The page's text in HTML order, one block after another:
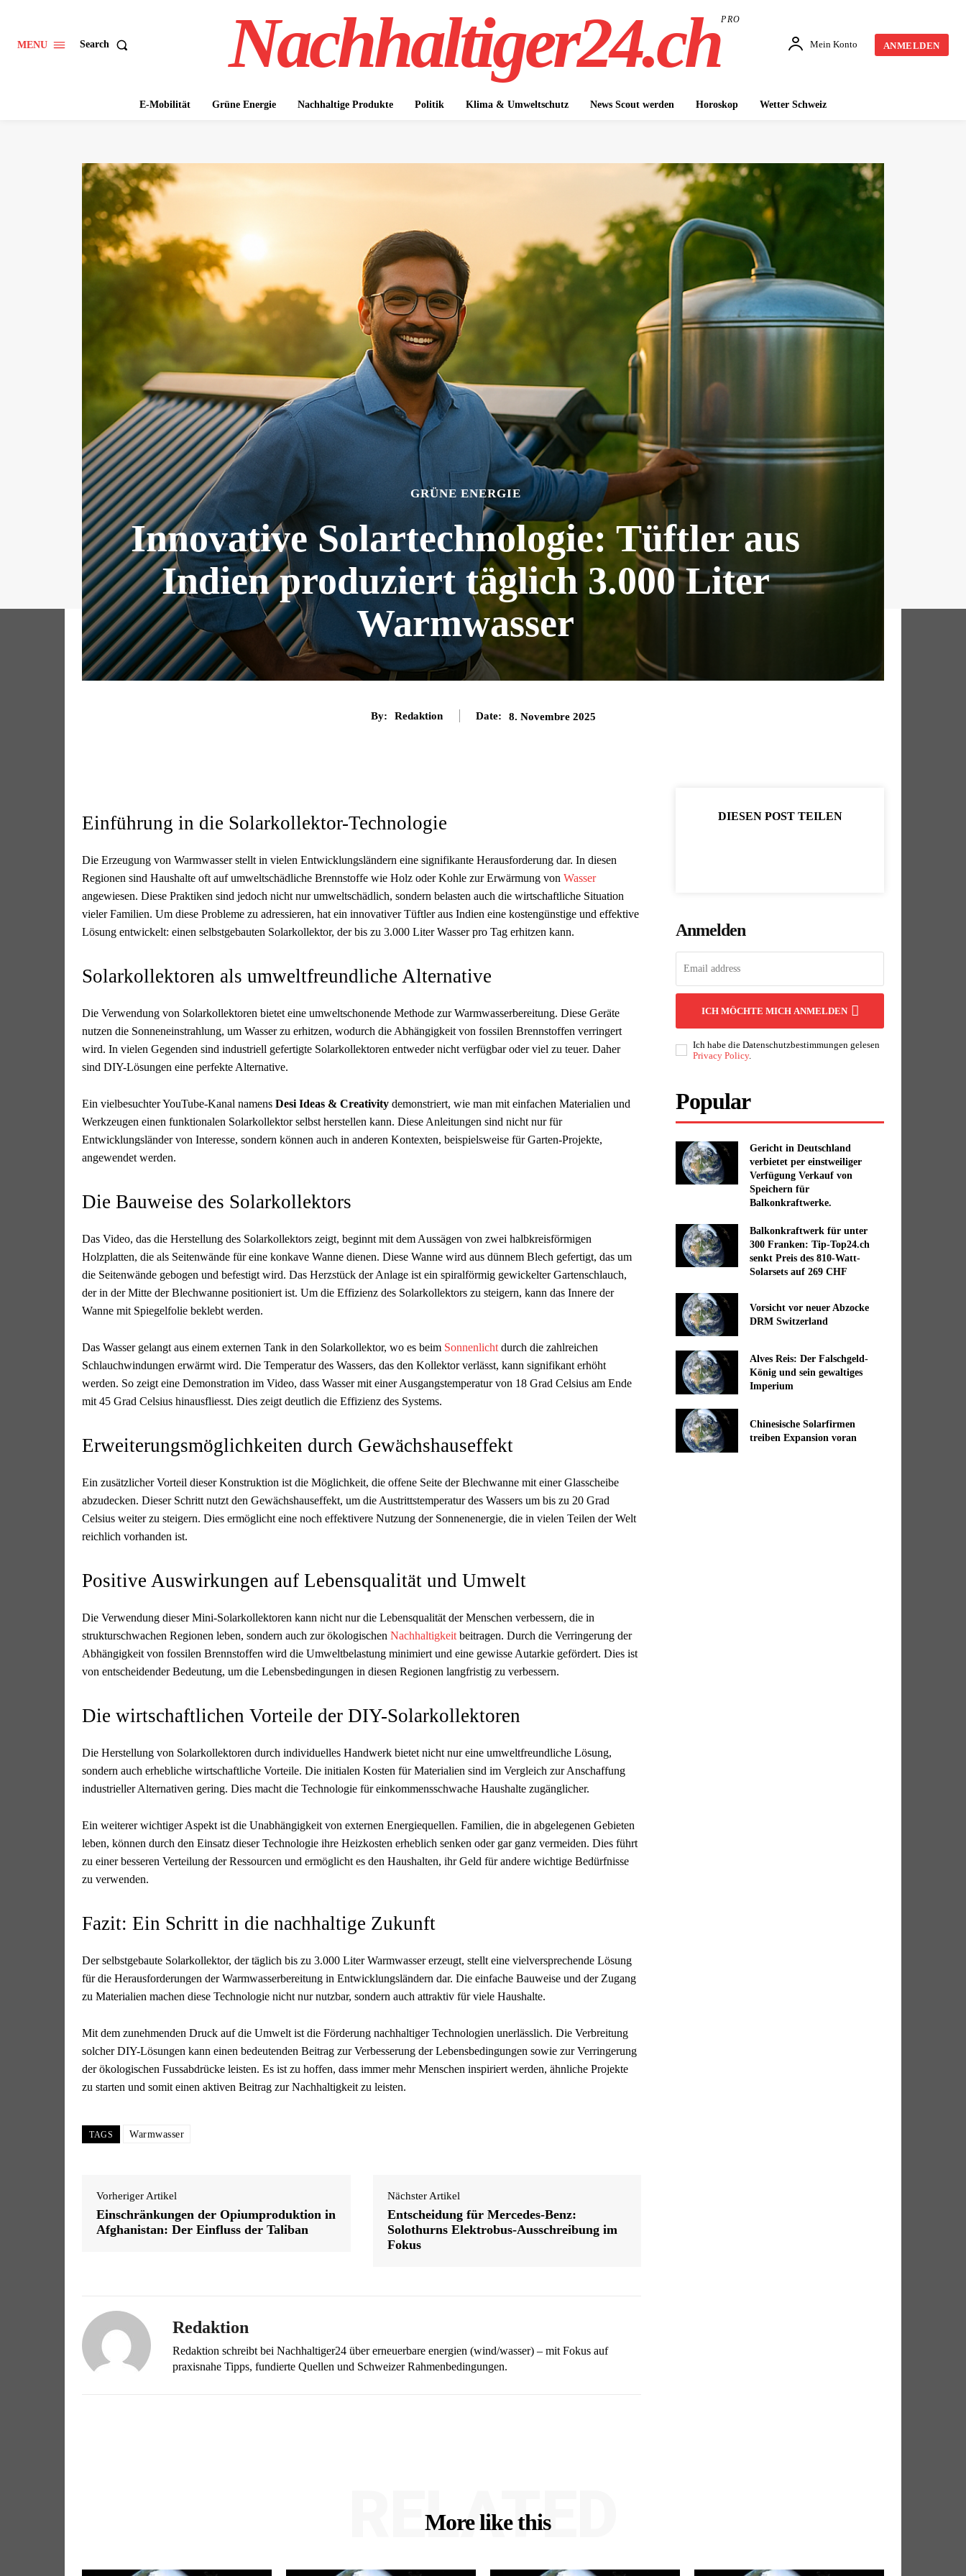
MENU Search Nachhaltiger24.chPRO
Mein Konto ANMELDEN
E-Mobilität Grüne Energie Nachhaltige Produkte Politik Klima & Umweltschutz News Scout werden Horoskop Wetter Schweiz
GRÜNE ENERGIE
Innovative Solartechnologie: Tüftler aus
Indien produziert täglich 3.000 Liter
Warmwasser
By: Redaktion Date: 8. Novembre 2025
Einführung in die Solarkollektor-Technologie
Die Erzeugung von Warmwasser stellt in vielen Entwicklungsländern eine signifikante Herausforderung dar. In diesen
Regionen sind Haushalte oft auf umweltschädliche Brennstoffe wie Holz oder Kohle zur Erwärmung von Wasser
angewiesen. Diese Praktiken sind jedoch nicht nur umweltschädlich, sondern belasten auch die wirtschaftliche Situation
vieler Familien. Um diese Probleme zu adressieren, hat ein innovativer Tüftler aus Indien eine kostengünstige und effektive
Lösung entwickelt: einen selbstgebauten Solarkollektor, der bis zu 3.000 Liter Wasser pro Tag erhitzen kann.
Solarkollektoren als umweltfreundliche Alternative
Die Verwendung von Solarkollektoren bietet eine umweltschonende Methode zur Warmwasserbereitung. Diese Geräte
nutzen die Sonneneinstrahlung, um Wasser zu erhitzen, wodurch die Abhängigkeit von fossilen Brennstoffen verringert
wird. In vielen Gegenden sind industriell gefertigte Solarkollektoren entweder nicht verfügbar oder viel zu teuer. Daher
sind DIY-Lösungen eine perfekte Alternative.
Ein vielbesuchter YouTube-Kanal namens Desi Ideas & Creativity demonstriert, wie man mit einfachen Materialien und
Werkzeugen einen funktionalen Solarkollektor selbst herstellen kann. Diese Anleitungen sind nicht nur für
Entwicklungsländer von Interesse, sondern können auch in anderen Kontexten, beispielsweise für Garten-Projekte,
angewendet werden.
Die Bauweise des Solarkollektors
Das Video, das die Herstellung des Solarkollektors zeigt, beginnt mit dem Aussägen von zwei halbkreisförmigen
Holzplatten, die als Seitenwände für eine konkave Wanne dienen. Diese Wanne wird aus dünnem Blech gefertigt, das um
die Seitenwände gebogen und befestigt wird. Das Herzstück der Anlage ist ein spiralförmig gewickelter Gartenschlauch,
der in der Mitte der Blechwanne positioniert ist. Um die Effizienz des Solarkollektors zu steigern, kann das Innere der
Wanne mit Spiegelfolie beklebt werden.
Das Wasser gelangt aus einem externen Tank in den Solarkollektor, wo es beim Sonnenlicht durch die zahlreichen
Schlauchwindungen erwärmt wird. Die Temperatur des Wassers, das den Kollektor verlässt, kann signifikant erhöht
werden. So zeigt eine Demonstration im Video, dass Wasser mit einer Ausgangstemperatur von 18 Grad Celsius am Ende
mit 45 Grad Celsius hinausfliesst. Dies zeigt deutlich die Effizienz des Systems.
Erweiterungsmöglichkeiten durch Gewächshauseffekt
Ein zusätzlicher Vorteil dieser Konstruktion ist die Möglichkeit, die offene Seite der Blechwanne mit einer Glasscheibe
abzudecken. Dieser Schritt nutzt den Gewächshauseffekt, um die Austrittstemperatur des Wassers um bis zu 20 Grad
Celsius weiter zu steigern. Dies ermöglicht eine noch effektivere Nutzung der Sonnenenergie, die in vielen Teilen der Welt
reichlich vorhanden ist.
Positive Auswirkungen auf Lebensqualität und Umwelt
Die Verwendung dieser Mini-Solarkollektoren kann nicht nur die Lebensqualität der Menschen verbessern, die in
strukturschwachen Regionen leben, sondern auch zur ökologischen Nachhaltigkeit beitragen. Durch die Verringerung der
Abhängigkeit von fossilen Brennstoffen wird die Umweltbelastung minimiert und eine gewisse Autarkie gefördert. Dies ist
von entscheidender Bedeutung, um die Lebensbedingungen in diesen Regionen langfristig zu verbessern.
Die wirtschaftlichen Vorteile der DIY-Solarkollektoren
Die Herstellung von Solarkollektoren durch individuelles Handwerk bietet nicht nur eine umweltfreundliche Lösung,
sondern auch erhebliche wirtschaftliche Vorteile. Die initialen Kosten für Materialien sind im Vergleich zur Anschaffung
industrieller Alternativen gering. Dies macht die Technologie für einkommensschwache Haushalte zugänglicher.
Ein weiterer wichtiger Aspekt ist die Unabhängigkeit von externen Energiequellen. Familien, die in abgelegenen Gebieten
leben, können durch den Einsatz dieser Technologie ihre Heizkosten erheblich senken oder gar ganz vermeiden. Dies führt
zu einer besseren Verteilung der Ressourcen und ermöglicht es den Haushalten, ihr Geld für andere wichtige Bedürfnisse
zu verwenden.
Fazit: Ein Schritt in die nachhaltige Zukunft
Der selbstgebaute Solarkollektor, der täglich bis zu 3.000 Liter Warmwasser erzeugt, stellt eine vielversprechende Lösung
für die Herausforderungen der Warmwasserbereitung in Entwicklungsländern dar. Die einfache Bauweise und der Zugang
zu Materialien machen diese Technologie nicht nur nutzbar, sondern auch attraktiv für viele Haushalte.
Mit dem zunehmenden Druck auf die Umwelt ist die Förderung nachhaltiger Technologien unerlässlich. Die Verbreitung
solcher DIY-Lösungen kann einen bedeutenden Beitrag zur Verbesserung der Lebensbedingungen sowie zur Verringerung
der ökologischen Fussabdrücke leisten. Es ist zu hoffen, dass immer mehr Menschen inspiriert werden, ähnliche Projekte
zu starten und somit einen aktiven Beitrag zur Nachhaltigkeit zu leisten.
TAGS Warmwasser
Vorheriger Artikel
Einschränkungen der Opiumproduktion in
Afghanistan: Der Einfluss der Taliban
Nächster Artikel
Entscheidung für Mercedes-Benz:
Solothurns Elektrobus-Ausschreibung im
Fokus
Redaktion
Redaktion schreibt bei Nachhaltiger24 über erneuerbare energien (wind/wasser) – mit Fokus auf
praxisnahe Tipps, fundierte Quellen und Schweizer Rahmenbedingungen.
DIESEN POST TEILEN
Anmelden
ICH MÖCHTE MICH ANMELDEN
Ich habe die Datenschutzbestimmungen gelesen
Privacy Policy.
Popular
Gericht in Deutschland
verbietet per einstweiliger
Verfügung Verkauf von
Speichern für
Balkonkraftwerke.
Balkonkraftwerk für unter
300 Franken: Tip-Top24.ch
senkt Preis des 810-Watt-
Solarsets auf 269 CHF
Vorsicht vor neuer Abzocke
DRM Switzerland
Alves Reis: Der Falschgeld-
König und sein gewaltiges
Imperium
Chinesische Solarfirmen
treiben Expansion voran
More like this
RELATED